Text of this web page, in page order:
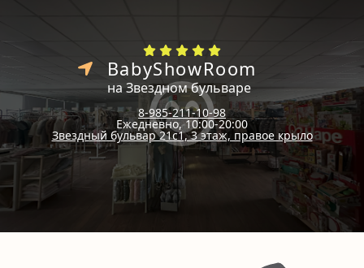
BabyShowRoom
на Звездном бульваре
8-985-211-10-98
Ежедневно, 10:00-20:00
Звездный бульвар 21с1, 3 этаж, правое крыло